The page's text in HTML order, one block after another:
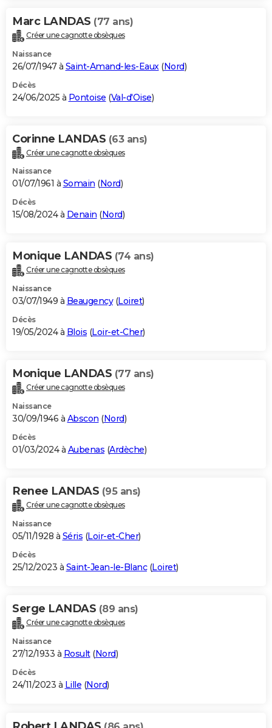
Marc LANDAS (77 ans)
Créer une cagnotte obsèques
Naissance
26/07/1947 à Saint-Amand-les-Eaux (Nord)
Décès
24/06/2025 à Pontoise (Val-d'Oise)
Corinne LANDAS (63 ans)
Créer une cagnotte obsèques
Naissance
01/07/1961 à Somain (Nord)
Décès
15/08/2024 à Denain (Nord)
Monique LANDAS (74 ans)
Créer une cagnotte obsèques
Naissance
03/07/1949 à Beaugency(Loiret)
Décès
19/05/2024 à Blois (Loir-et-Cher)
Monique LANDAS (77 ans)
Créer une cagnotte obsèques
Naissance
30/09/1946 à Abscon (Nord)
Décès
01/03/2024 à Aubenas (Ardèche)
Renee LANDAS (95 ans)
Créer une cagnotte obsèques
Naissance
05/11/1928 à Séris (Loir-et-Cher)
Décès
25/12/2023 à Saint-Jean-le-Blanc(Loiret)
Serge LANDAS (89 ans)
Créer une cagnotte obsèques
Naissance
27/12/1933 à Rosult(Nord)
Décès
24/11/2023 à Lille (Nord)